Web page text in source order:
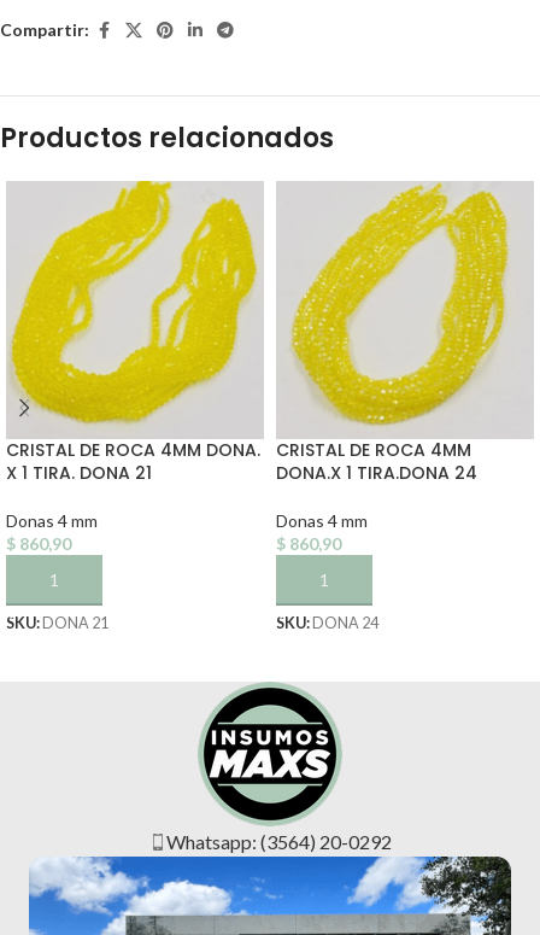
Compartir:
Productos relacionados
CRISTAL DE ROCA 4MM DONA.
X 1 TIRA. DONA 21
Donas 4 mm
$ 860,90
AÑADIR AL CARRITO
SKU: DONA 21
CRISTAL DE ROCA 4MM
DONA.X 1 TIRA.DONA 24
Donas 4 mm
$ 860,90
AÑADIR AL CARRITO
SKU: DONA 24
Whatsapp: (3564) 20-0292